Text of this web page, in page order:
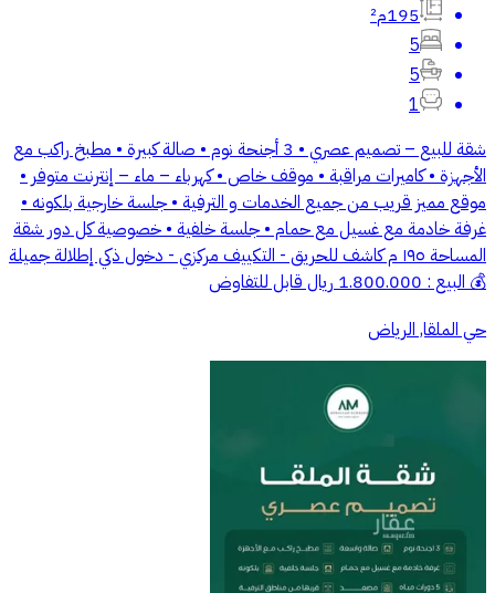
195م²
5
5
1
شقة للبيع – تصميم عصري • 3 أجنحة نوم • صالة كبيرة • مطبخ راكب مع
الأجهزة • كاميرات مراقبة • موقف خاص • كهرباء – ماء – إنترنت متوفر •
موقع مميز قريب من جميع الخدمات و الترفية • جلسة خارجية بلكونه •
غرفة خادمة مع غسيل مع حمام • جلسة خلفية • خصوصية كل دور شقة
المساحة ١٩٥ م كاشف للحريق - التكييف مركزي - دخول ذكي إطلالة جميلة
💰 البيع : 1.800.000 ريال قابل للتفاوض
حي الملقا, الرياض